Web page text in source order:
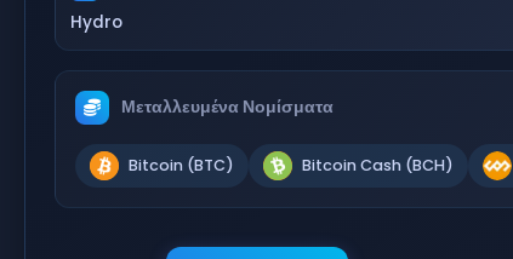
Hydro
Μεταλλευμένα Νομίσματα
Bitcoin (BTC) Bitcoin Cash (BCH)